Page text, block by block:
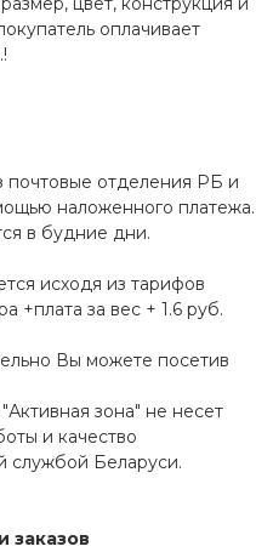
оплачивает
почтовые отделения РБ и
наложенного платежа.
в будние дни.
исходя из тарифов
+плата за вес + 1.6 руб.
Вы можете посетив
зона" не несет
и качество
службой Беларуси.
заказов